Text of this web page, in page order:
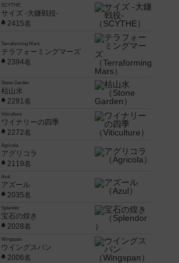
SCYTHE
サイズ -大鎌戦役-
2415名
Terraforming Mars
テラフォーミングマーズ
2394名
Stone Garden
枯山水
2281名
Viticulture
ワイナリーの四季
2272名
Agricola
アグリコラ
2119名
Azul
アズール
2035名
Splendor
宝石の煌き
2028名
Wingspan
ウイングスパン
2006名